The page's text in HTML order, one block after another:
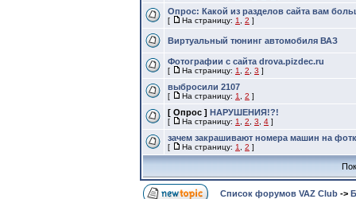
Опрос: Какой из разделов сайта вам
[ На страницу: 1 2 ]
Виртуальный тюнинг автомобиля ВАЗ
Фотографии с сайта drova.pizdec.ru
[ На страницу: 1 2 3 ]
выбросили 2107
[ На страницу: 1 2 ]
[ Опрос ] НАРУШЕНИЯ!?!
[ На страницу: 1 2 3 4 ]
зачем закрашивают номера машин на
[ На страницу: 1 2 ]
Список форумов VAZ Club ->